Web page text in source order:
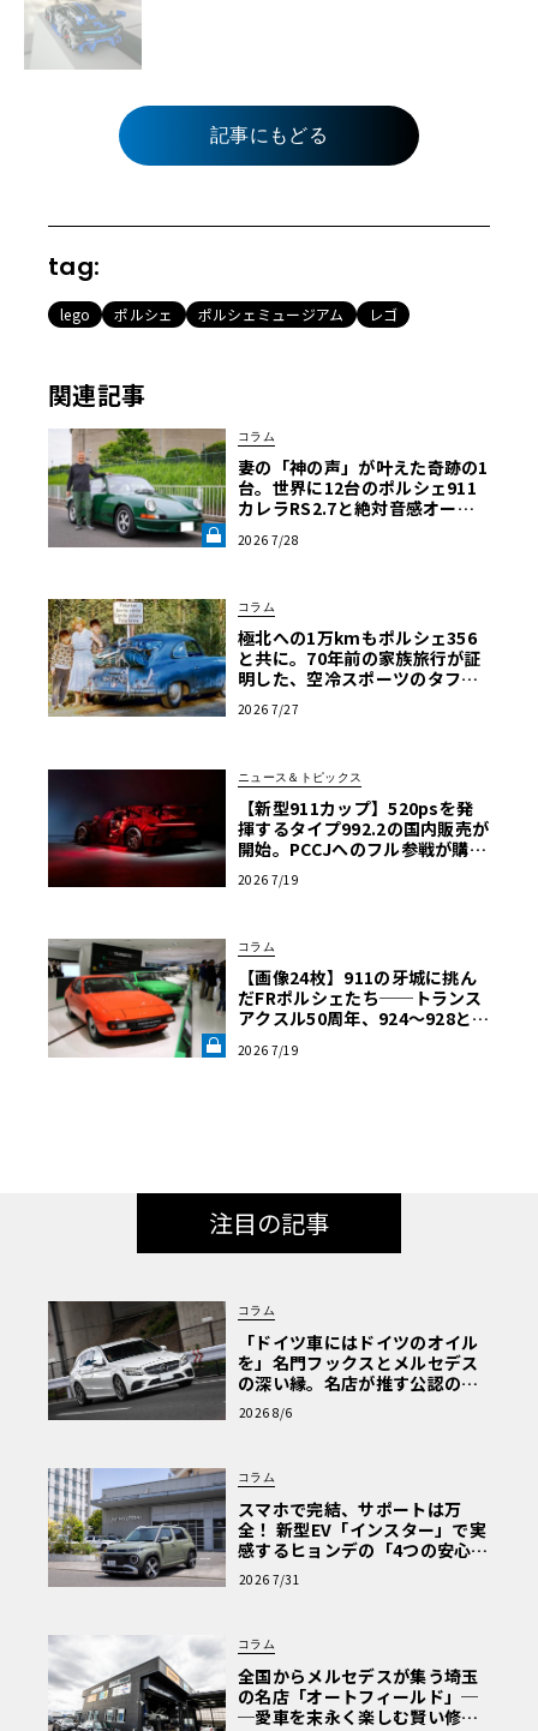
記事にもどる
tag:
lego ポルシェ ポルシェミュージアム レゴ
関連記事
コラム
妻の「神の声」が叶えた奇跡の1
台。世界に12台のポルシェ911
カレラRS2.7と絶対音感オーナ
体験】《LE VOLANT LAB》
2026 7/28
コラム
極北への1万kmもポルシェ356
と共に。70年前の家族旅行が証
明した、空冷スポーツのタフな
2026 7/27
ニュース＆トピックス
【新型911カップ】520psを発
揮するタイプ992.2の国内販売が
開始。PCCJへのフル参戦が購入
2026 7/19
コラム
【画像24枚】911の牙城に挑ん
だFRポルシェたち──トランス
アクスル50周年、924～928と幻
ANT LAB》
2026 7/19
注目の記事
コラム
「ドイツ車にはドイツのオイル
を」名門フックスとメルセデス
の深い縁。名店が推す公認の安
心と、Cクラスで味わうシルキー
な走り〈PR〉
2026 8/6
コラム
スマホで完結、サポートは万
全！ 新型EV「インスター」で実
感するヒョンデの「4つの安心」
【第1回・ヒョンデ6つの疑問：
Why? Hyundai?】〈PR〉
2026 7/31
コラム
全国からメルセデスが集う埼玉
の名店「オートフィールド」─
─愛車を末永く楽しむ賢い修理